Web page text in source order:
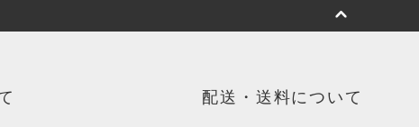
配送・送料について